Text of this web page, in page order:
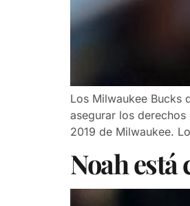
Los Milwaukee Bucks
asegurar los
2019 de Milwaukee.
Noah